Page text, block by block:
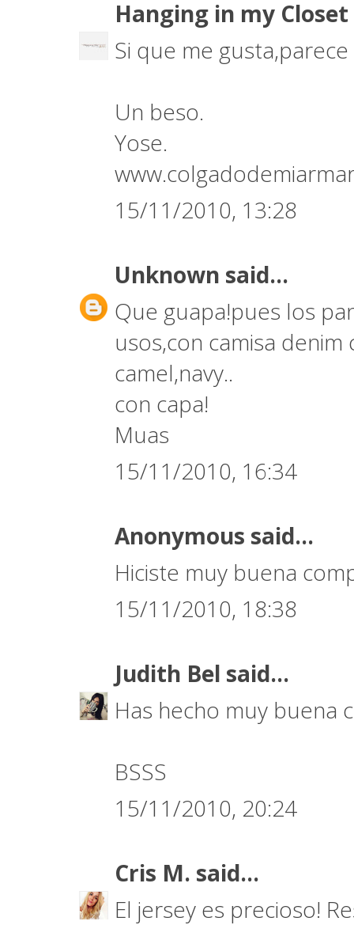
Hanging in my Closet
Si que me
Un beso.
Yose.
15/11/2010, 13:28
Unknown said...
Que guapa!pues los
usos,con camisa
camel,navy..
con capa!
Muas
15/11/2010, 16:34
Anonymous said...
Hiciste muy buena
15/11/2010, 18:38
Judith Bel said...
Has hecho muy buena
BSSS
15/11/2010, 20:24
Cris M. said...
El jersey es precioso!